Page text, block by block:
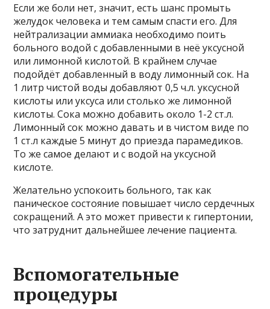
Если же боли нет, значит, есть шанс промыть
желудок человека и тем самым спасти его. Для
нейтрализации аммиака необходимо поить
больного водой с добавленными в неё уксусной
или лимонной кислотой. В крайнем случае
подойдёт добавленный в воду лимонный сок. На
1 литр чистой воды добавляют 0,5 ч.л. уксусной
кислоты или уксуса или столько же лимонной
кислоты. Сока можно добавить около 1-2 ст.л.
Лимонный сок можно давать и в чистом виде по
1 ст.л каждые 5 минут до приезда парамедиков.
То же самое делают и с водой на уксусной
кислоте.
Желательно успокоить больного, так как
паническое состояние повышает число сердечных
сокращений. А это может привести к гипертонии,
что затруднит дальнейшее лечение пациента.
Вспомогательные
процедуры